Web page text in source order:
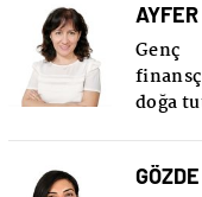
Genç
doğa